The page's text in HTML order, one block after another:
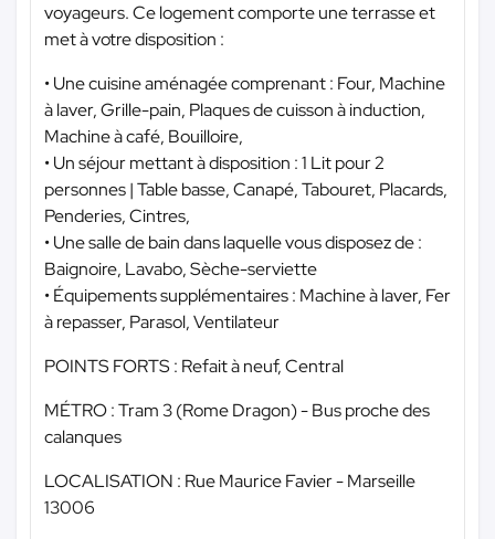
voyageurs. Ce logement comporte une terrasse et
met à votre disposition :
• Une cuisine aménagée comprenant : Four, Machine
à laver, Grille-pain, Plaques de cuisson à induction,
Machine à café, Bouilloire,
• Un séjour mettant à disposition : 1 Lit pour 2
personnes | Table basse, Canapé, Tabouret, Placards,
Penderies, Cintres,
• Une salle de bain dans laquelle vous disposez de :
Baignoire, Lavabo, Sèche-serviette
• Équipements supplémentaires : Machine à laver, Fer
à repasser, Parasol, Ventilateur
POINTS FORTS : Refait à neuf, Central
MÉTRO : Tram 3 (Rome Dragon) - Bus proche des
calanques
LOCALISATION : Rue Maurice Favier - Marseille
13006